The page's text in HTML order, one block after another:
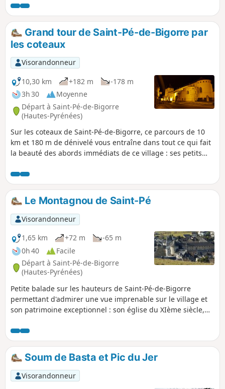
environnantes), et même son pont du Diable !
Grand tour de Saint-Pé-de-Bigorre par
les coteaux
Visorandonneur
10,30 km
+182 m
-178 m
3h 30
Moyenne
Départ à Saint-Pé-de-Bigorre
(Hautes-Pyrénées)
Sur les coteaux de Saint-Pé-de-Bigorre, ce parcours de 10
km et 180 m de dénivelé vous entraîne dans tout ce qui fait
la beauté des abords immédiats de ce village : ses petits
habitations, bref son patrimoine rural.En marche normale
ou en running, saint-péen ou ami de passage, vous
prendrez ici du plaisir !
Le Montagnou de Saint-Pé
Visorandonneur
1,65 km
+72 m
-65 m
0h 40
Facile
Départ à Saint-Pé-de-Bigorre
(Hautes-Pyrénées)
Petite balade sur les hauteurs de Saint-Pé-de-Bigorre
permettant d'admirer une vue imprenable sur le village et
son patrimoine exceptionnel : son église du XIème siècle,
remarquables du XVe au XVIIIe siècles. Belle vue également
sur le Massif montagneux au Sud, avec la forêt de Très-
Croutz et la crête du Cirque de Bat dé Haü, des Toupiettes à
l'Ouest jusqu'à l'Aülhet à l'Est.
Soum de Basta et Pic du Jer
Visorandonneur